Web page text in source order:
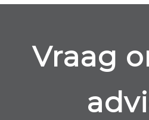
Vraag